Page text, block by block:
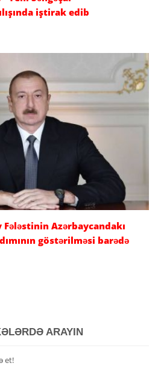
iştirak edib
Azərbaycandakı
göstərilməsi barədə
ARAYIN
et!